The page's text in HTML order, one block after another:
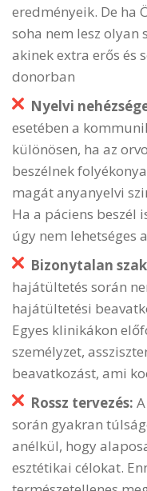
eredményeik. De ha
soha nem lesz olyan
akinek extra erős és
donorban
Nyelvi
esetében a
különösen, ha az
beszélnek
magát anyanyelvi
Ha a páciens beszél
úgy nem lehetséges
Bizonytalan
hajátültetés során
hajátültetési
Egyes klinikákon
személyzet,
beavatkozást, ami
Rossz tervezés:
során gyakran
anélkül, hogy
esztétikai célokat.